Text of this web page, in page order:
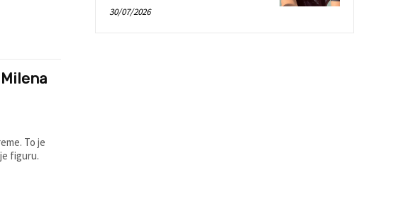
To je
figuru.
30/07/2026